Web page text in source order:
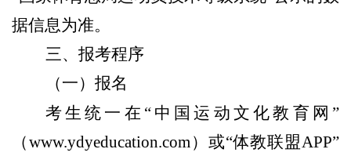
据信息为准。
三、报考程序
（一）报名
考生统一在“中国运动文化教育网”
（www.ydyeducation.com ）或“体教联盟APP”